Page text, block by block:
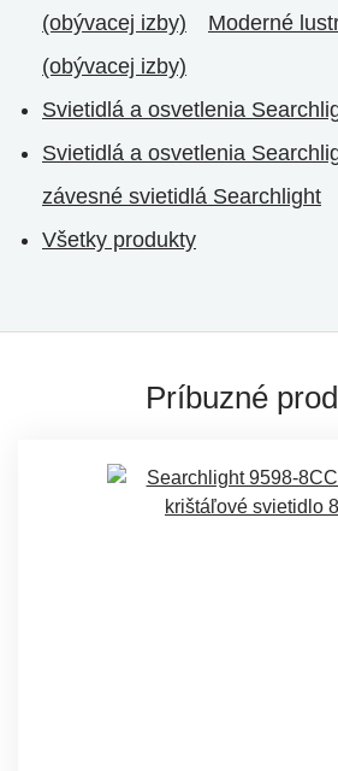
(obývacej izby)
Moderné
(obývacej izby)
Svietidlá a osvetlenia
Svietidlá a osvetlenia
závesné svietidlá Searchlight
Všetky produkty
Príbuzné